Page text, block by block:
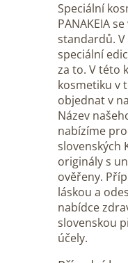
Speciální
PANAKEIA
standardů.
speciální
za to. V této
kosmetiku v
objednat v
Název
nabízíme
slovenských
originály s
ověřeny.
láskou a
nabídce
slovenskou
účely.